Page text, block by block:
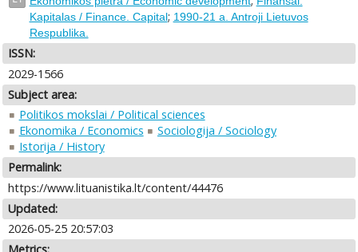
Kapitalas / Finance. Capital; 1990-21 a. Antroji Lietuvos
Respublika.
ISSN:
2029-1566
Subject area:
Politikos mokslai / Political sciences
Ekonomika / Economics
Sociologija / Sociology
Istorija / History
Permalink:
https://www.lituanistika.lt/content/44476
Updated:
2026-05-25 20:57:03